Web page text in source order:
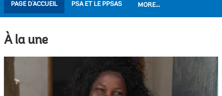
PAGE D'ACCUEIL PSA ET LE PPSAS MORE...
À la une